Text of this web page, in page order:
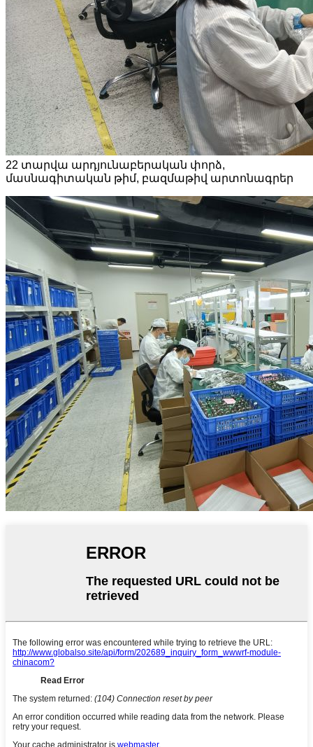
22 տարվա արդյունաբերական փորձ,
մասնագիտական ​​թիմ, բազմաթիվ արտոնագրեր